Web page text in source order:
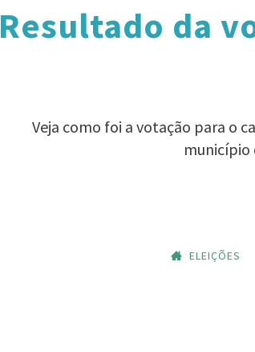
Resultado da
Veja como foi a votação para o
município
ELEIÇÕES